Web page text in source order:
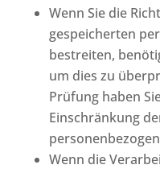
Wenn Sie die
gespeicherten
bestreiten,
um dies zu
Prüfung haben
Einschränkung
Wenn die